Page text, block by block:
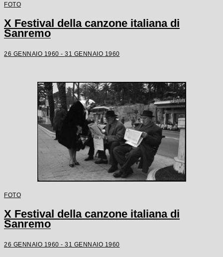
FOTO
X Festival della canzone italiana di
Sanremo
26 GENNAIO 1960 - 31 GENNAIO 1960
FOTO
X Festival della canzone italiana di
Sanremo
26 GENNAIO 1960 - 31 GENNAIO 1960